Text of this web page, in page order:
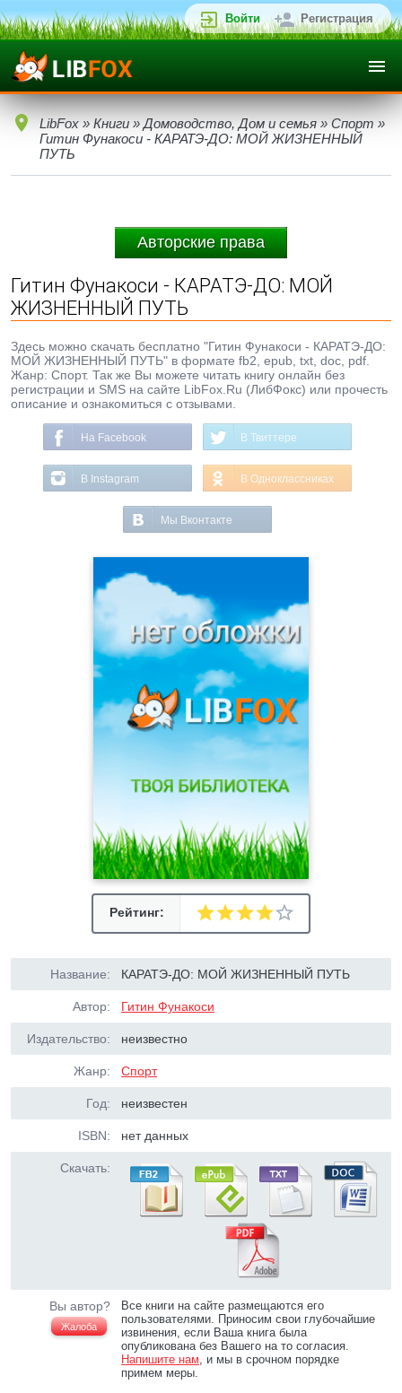
Войти Регистрация
LibFox » Книги » Домоводство, Дом и семья » Спорт »
Гитин Фунакоси - КАРАТЭ-ДО: МОЙ ЖИЗНЕННЫЙ
ПУТЬ
Авторские права
Гитин Фунакоси - КАРАТЭ-ДО: МОЙ
ЖИЗНЕННЫЙ ПУТЬ
Здесь можно скачать бесплатно "Гитин Фунакоси - КАРАТЭ-ДО:
МОЙ ЖИЗНЕННЫЙ ПУТЬ" в формате fb2, epub, txt, doc, pdf.
Жанр: Спорт. Так же Вы можете читать книгу онлайн без
регистрации и SMS на сайте LibFox.Ru (ЛибФокс) или прочесть
описание и ознакомиться с отзывами.
На Facebook В Твиттере
В Instagram В Одноклассниках
Мы Вконтакте
Рейтинг:
Название: КАРАТЭ-ДО: МОЙ ЖИЗНЕННЫЙ ПУТЬ
Автор: Гитин Фунакоси
Издательство: неизвестно
Жанр: Спорт
Год: неизвестен
ISBN: нет данных
Скачать:
Вы автор?
Жалоба
Все книги на сайте размещаются его
пользователями. Приносим свои глубочайшие
извинения, если Ваша книга была
опубликована без Вашего на то согласия.
Напишите нам, и мы в срочном порядке
примем меры.